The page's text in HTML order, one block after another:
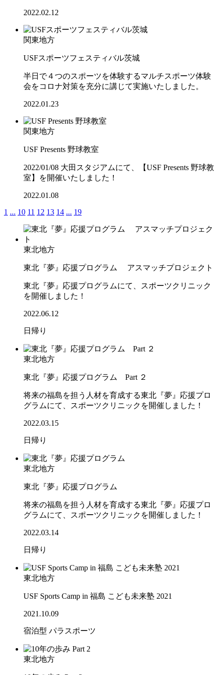
2022.02.12
関東地方
USFスポーツフェスティバル茨城
半日で４つのスポーツを体験するマルチスポーツ体験
会をコロナ対策を充分に講じて実施いたしました。
2022.01.23
関東地方
USF Presents 野球教室
2022/01/08 大田スタジアムにて、【USF Presents 野球教
室】を開催いたしました！
2022.01.08
1 ... 10 11 12 13 14 ... 19
東北地方
東北『夢』応援プログラム アスマッチプロジェクト
東北『夢』応援プログラムにて、スポーツクリニック
を開催しました！
2022.06.12
日帰り
東北地方
東北『夢』応援プログラム Part ２
将来の福島を担う人材を育成する東北『夢』応援プロ
グラムにて、スポーツクリニックを開催しました！
2022.03.15
日帰り
東北地方
東北『夢』応援プログラム
将来の福島を担う人材を育成する東北『夢』応援プロ
グラムにて、スポーツクリニックを開催しました！
2022.03.14
日帰り
東北地方
USF Sports Camp in 福島 こども未来塾 2021
2021.10.09
宿泊型 パラスポーツ
東北地方